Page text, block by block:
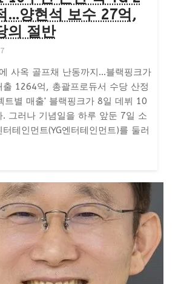
…양현석 보수 27억,
의 절반
사옥 골프채 난동까지…블랙핑크가
출 1264억, 총괄프로듀서 수당 산정
트별 매출' 블랙핑크가 8일 데뷔 10
. 그러나 기념일을 하루 앞둔 7일 소
테인먼트(YG엔터테인먼트)를 둘러